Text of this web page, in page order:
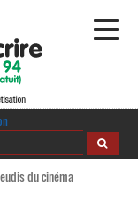
Alphabétisation
du cinéma